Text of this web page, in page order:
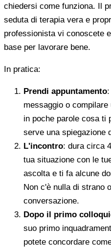
chiedersi come funziona. Il
seduta di terapia vera e
professionista vi conoscete
base per lavorare bene.
In pratica:
Prendi appuntamento
messaggio o
in poche parole cosa
serve una spiegazione
L'incontro: dura circa
tua situazione con le
ascolta e ti fa alcune
Non c'è nulla di strano
conversazione.
Dopo il primo
suo primo
potete concordare